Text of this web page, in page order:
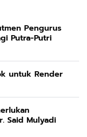
Pengurus
Putra-Putri
untuk Render
Said Mulyadi